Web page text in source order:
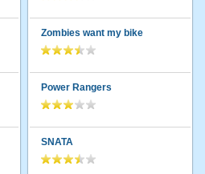
Zombies want my bike
Power Rangers
SNATA